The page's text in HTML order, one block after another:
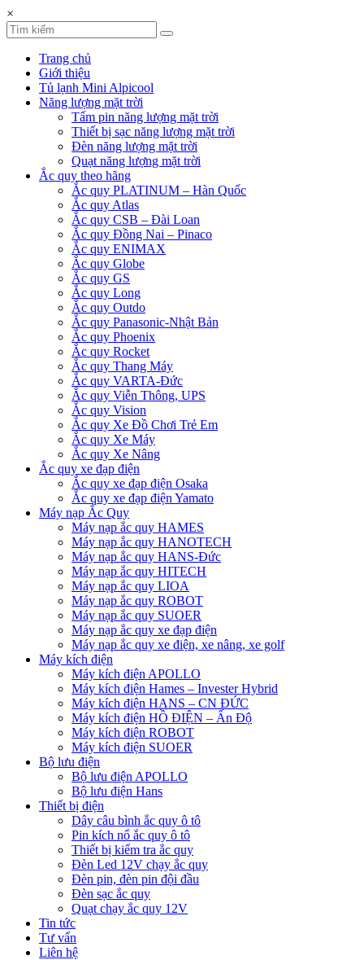
×
Trang chủ
Giới thiệu
Tủ lạnh Mini Alpicool
Năng lượng mặt trời
Tấm pin năng lượng mặt trời
Thiết bị sạc năng lượng mặt trời
Đèn năng lượng mặt trời
Quạt năng lượng mặt trời
Ắc quy theo hãng
Ắc quy PLATINUM – Hàn Quốc
Ắc quy Atlas
Ắc quy CSB – Đài Loan
Ắc quy Đồng Nai – Pinaco
Ắc quy ENIMAX
Ắc quy Globe
Ắc quy GS
Ắc quy Long
Ắc quy Outdo
Ắc quy Panasonic-Nhật Bản
Ắc quy Phoenix
Ắc quy Rocket
Ắc quy Thang Máy
Ắc quy VARTA-Đức
Ắc quy Viễn Thông, UPS
Ắc quy Vision
Ắc quy Xe Đồ Chơi Trẻ Em
Ắc quy Xe Máy
Ắc quy Xe Nâng
Ắc quy xe đạp điện
Ắc quy xe đạp điện Osaka
Ắc quy xe đạp điện Yamato
Máy nạp Ắc Quy
Máy nạp ắc quy HAMES
Máy nạp ắc quy HANOTECH
Máy nạp ắc quy HANS-Đức
Máy nạp ắc quy HITECH
Máy nạp ắc quy LIOA
Máy nạp ắc quy ROBOT
Máy nạp ắc quy SUOER
Máy nạp ắc quy xe đạp điện
Máy nạp ắc quy xe điện, xe nâng, xe golf
Máy kích điện
Máy kích điện APOLLO
Máy kích điện Hames – Invester Hybrid
Máy kích điện HANS – CN ĐỨC
Máy kích điện HỒ ĐIỆN – Ấn Độ
Máy kích điện ROBOT
Máy kích điện SUOER
Bộ lưu điện
Bộ lưu điện APOLLO
Bộ lưu điện Hans
Thiết bị điện
Dây câu bình ắc quy ô tô
Pin kích nổ ắc quy ô tô
Thiết bị kiểm tra ắc quy
Đèn Led 12V chạy ắc quy
Đèn pin, đèn pin đội đầu
Đèn sạc ắc quy
Quạt chạy ắc quy 12V
Tin tức
Tư vấn
Liên hệ